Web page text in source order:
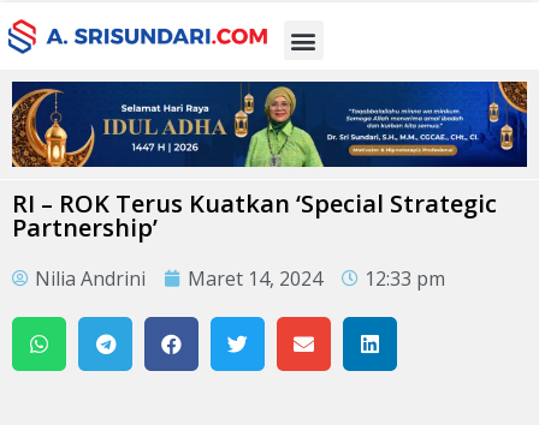
RI – ROK Terus Kuatkan ‘Special Strategic
Partnership’
Nilia Andrini Maret 14, 2024 12:33 pm